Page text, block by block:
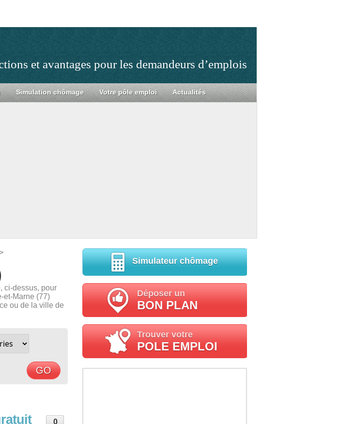
et avantages pour les demandeurs d’emplois
Simulation chômage Votre pôle emploi Actualités
ci-dessus, pour
et-Marne (77)
ou de la ville de
0
Simulateur chômage
Déposer un
BON PLAN
Trouver votre
POLE EMPLOI